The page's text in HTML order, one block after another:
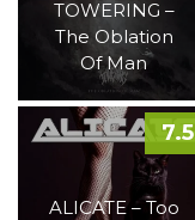
TOWERING –
The Oblation
Of Man
ALICATE – Too
7.5